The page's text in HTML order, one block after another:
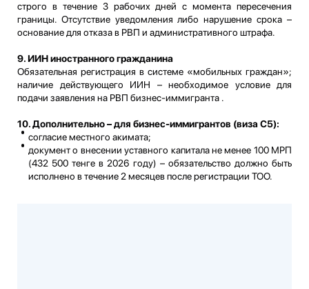
строго в течение 3 рабочих дней с момента пересечения
границы. Отсутствие уведомления либо нарушение срока –
основание для отказа в РВП и административного штрафа.
9. ИИН иностранного гражданина
Обязательная регистрация в системе «мобильных граждан»;
наличие действующего ИИН – необходимое условие для
подачи заявления на РВП бизнес-иммигранта .
10. Дополнительно – для бизнес-иммигрантов (виза С5):
согласие местного акимата;
документ о внесении уставного капитала не менее 100 МРП
(432 500 тенге в 2026 году) – обязательство должно быть
исполнено в течение 2 месяцев после регистрации ТОО.